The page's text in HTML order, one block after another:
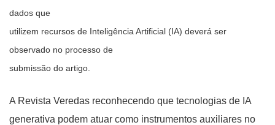
dados que
utilizem recursos de Inteligência Artificial (IA) deverá ser
observado no processo de
submissão do artigo.
A Revista Veredas reconhecendo que tecnologias de IA
generativa podem atuar como instrumentos auxiliares no